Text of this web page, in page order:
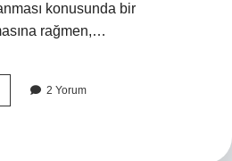
konusunda bir
rağmen,…
2 Yorum